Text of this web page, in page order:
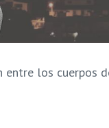
entre los cuerpos